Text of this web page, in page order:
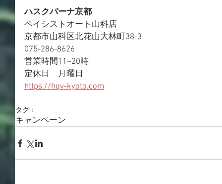
ハスクバーナ京都
ベイシストオート山科店
京都市山科区北花山大林町38-3
075-286-8626
営業時間11~20時
定休日　月曜日
https://hqv-kyoto.com
タグ：
キャンペーン